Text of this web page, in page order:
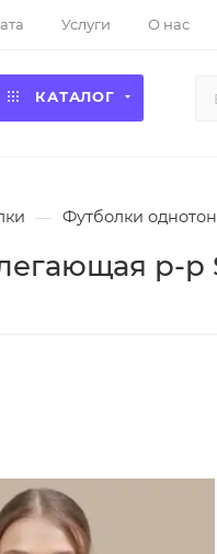
Услуги О нас
КАТАЛОГ
— Футболки
р-р